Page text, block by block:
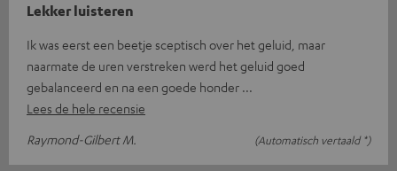
Lekker luisteren
Ik was eerst een beetje sceptisch over het geluid, maar
naarmate de uren verstreken werd het geluid goed
gebalanceerd en na een goede honder
Lees de hele recensie
Raymond-Gilbert M.
(Automatisch vertaald *)